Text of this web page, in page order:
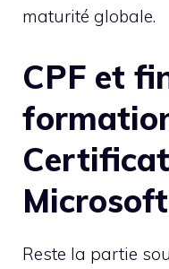
maturité globale.
CPF et
Microsoft
Reste la partie